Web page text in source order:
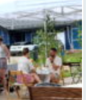
kafejnīcu dienas